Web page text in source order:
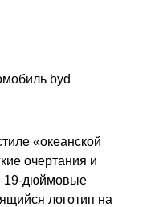
«океанской
очертания и
19-дюймовые
логотип на